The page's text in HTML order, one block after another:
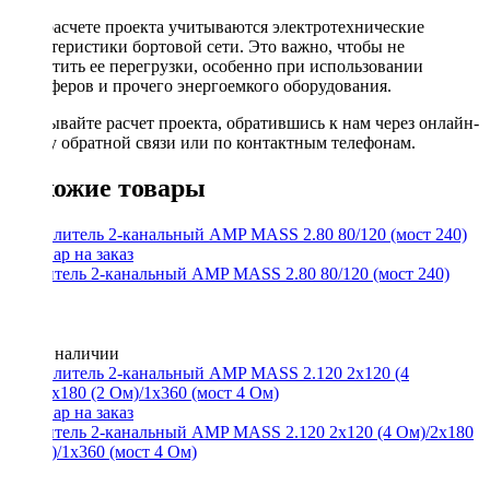
При расчете проекта учитываются электротехнические
характеристики бортовой сети. Это важно, чтобы не
допустить ее перегрузки, особенно при использовании
сабвуферов и прочего энергоемкого оборудования.
Заказывайте расчет проекта, обратившись к нам через онлайн-
форму обратной связи или по контактным телефонам.
Похожие товары
Усилитель 2-канальный AMP MASS 2.80 80/120 (мост 240)
Нет в наличии
Усилитель 2-канальный AMP MASS 2.120 2x120 (4 Ом)/2x180
(2 Ом)/1x360 (мост 4 Ом)